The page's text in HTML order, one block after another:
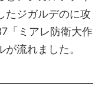
たジガルデのに攻
「ミアレ防衛大作
流れました。